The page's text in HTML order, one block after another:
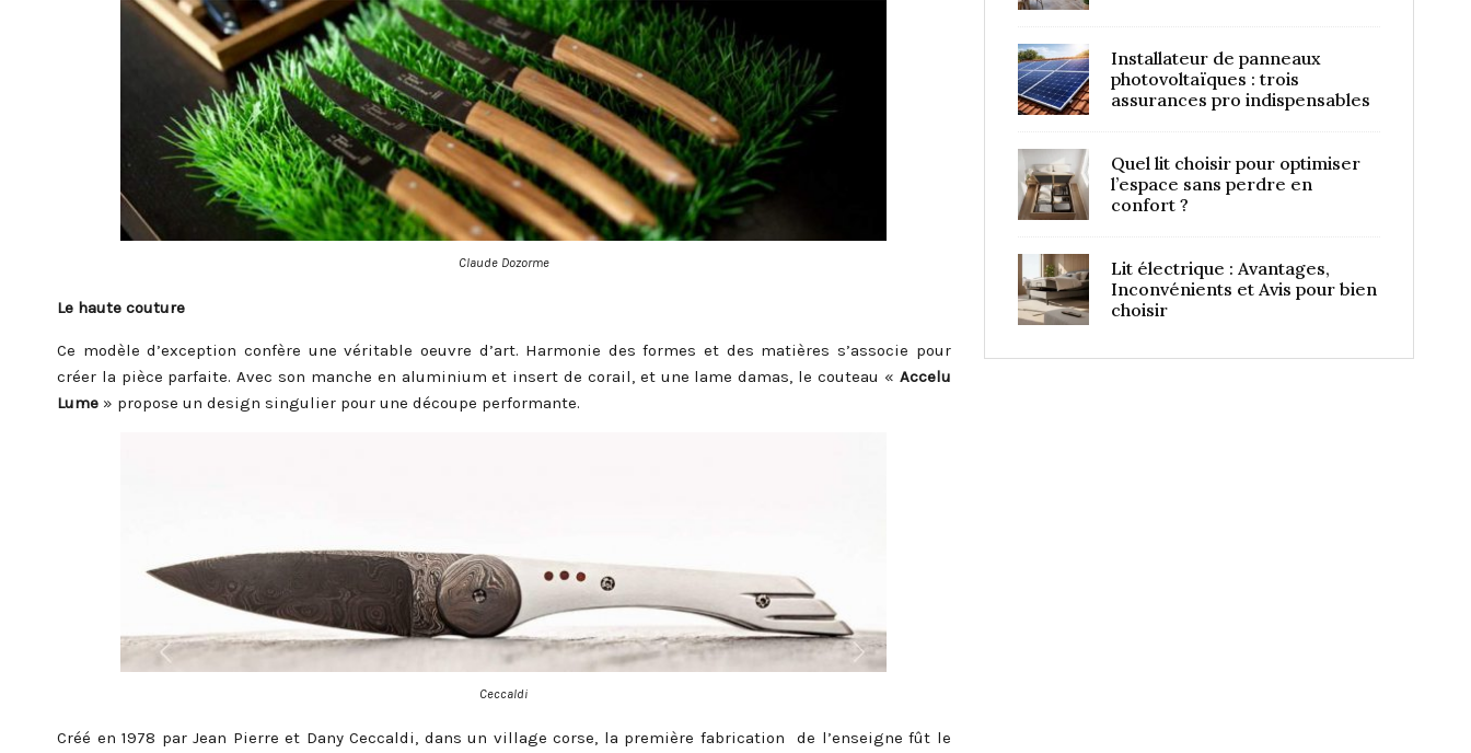
Claude Dozorme
Le haute couture
Ce modèle d’exception confère une véritable oeuvre d’art. Harmonie des formes et des matières s’associe pour
créer la pièce parfaite. Avec son manche en aluminium et insert de corail, et une lame damas, le couteau « Accelu
Lume » propose un design singulier pour une découpe performante.
Ceccaldi
Créé en 1978 par Jean Pierre et Dany Ceccaldi, dans un village corse, la première fabrication de l’enseigne fût le
Installateur de panneaux
photovoltaïques : trois
assurances pro indispensables
Quel lit choisir pour optimiser
l’espace sans perdre en
confort ?
Lit électrique : Avantages,
Inconvénients et Avis pour bien
choisir